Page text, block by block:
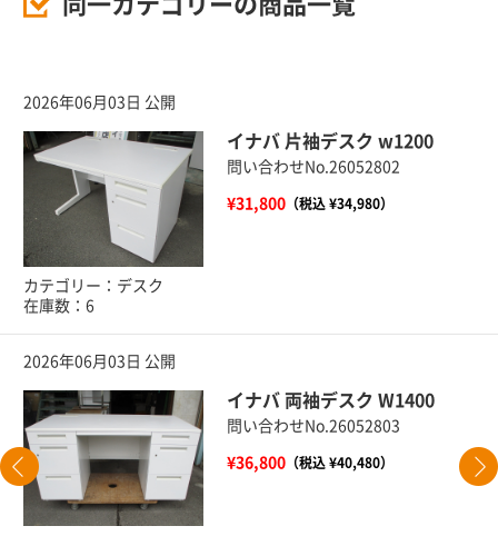
2026年06月03日 公開
イナバ 片袖デスク w1200
問い合わせNo.26052802
¥31,800（税込 ¥34,980）
カテゴリー：デスク
在庫数：6
2026年06月03日 公開
イナバ 両袖デスク W1400
問い合わせNo.26052803
¥36,800（税込 ¥40,480）